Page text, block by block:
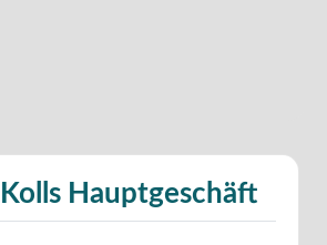
Hauptgeschäft